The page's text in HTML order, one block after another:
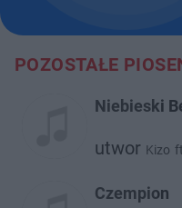
POZOSTAŁE
Niebieski
utwor Kizo ft.
Czempion